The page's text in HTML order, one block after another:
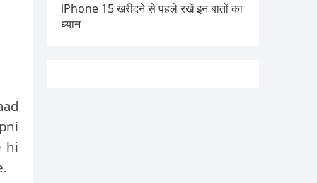
hi
iPhone 15 खरीदने से पहले रखें इन बातों का
ध्यान